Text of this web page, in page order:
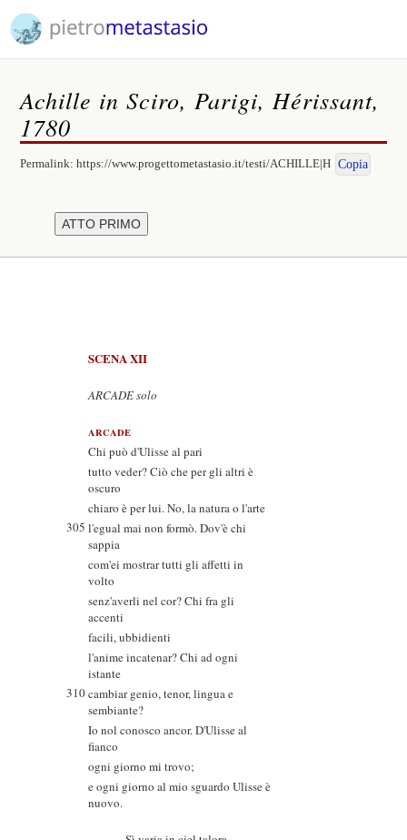
Achille in Sciro, Parigi, Hérissant,
1780
Permalink:https://www.progettometastasio.it/testi/ACHILLE|H Copia
SCENA XII
ARCADE solo
ARCADE
Chi può d'Ulisse al pari
tutto veder? Ciò che per gli altri è
oscuro
chiaro è per lui. No, la natura o l'arte
305 l'egual mai non formò. Dov'è chi
sappia
com'ei mostrar tutti gli affetti in
volto
senz'averli nel cor? Chi fra gli
accenti
facili, ubbidienti
l'anime incatenar? Chi ad ogni
istante
310cambiar genio, tenor, lingua e
sembiante?
Io nol conosco ancor. D'Ulisse al
fianco
ogni giorno mi trovo;
e ogni giorno al mio sguardo Ulisse è
nuovo.